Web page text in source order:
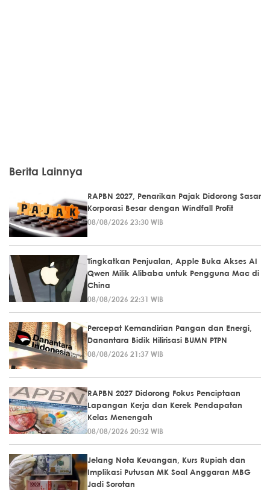
Berita Lainnya
RAPBN 2027, Penarikan Pajak Didorong Sasar
Korporasi Besar dengan Windfall Profit
08/08/2026 23:30 WIB
Tingkatkan Penjualan, Apple Buka Akses AI
Qwen Milik Alibaba untuk Pengguna Mac di
China
08/08/2026 22:31 WIB
Percepat Kemandirian Pangan dan Energi,
Danantara Bidik Hilirisasi BUMN PTPN
08/08/2026 21:37 WIB
RAPBN 2027 Didorong Fokus Penciptaan
Lapangan Kerja dan Kerek Pendapatan
Kelas Menengah
08/08/2026 20:32 WIB
Jelang Nota Keuangan, Kurs Rupiah dan
Implikasi Putusan MK Soal Anggaran MBG
Jadi Sorotan